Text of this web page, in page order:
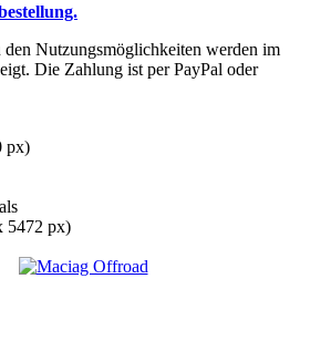
Nutzungsmöglichkeiten werden im
Die Zahlung ist per PayPal oder
px)
5472 px)